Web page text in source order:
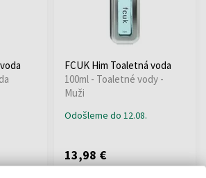
FCUK Him Toaletná voda
100ml - Toaletné vody -
Muži
Odošleme do 12.08.
13,98 €